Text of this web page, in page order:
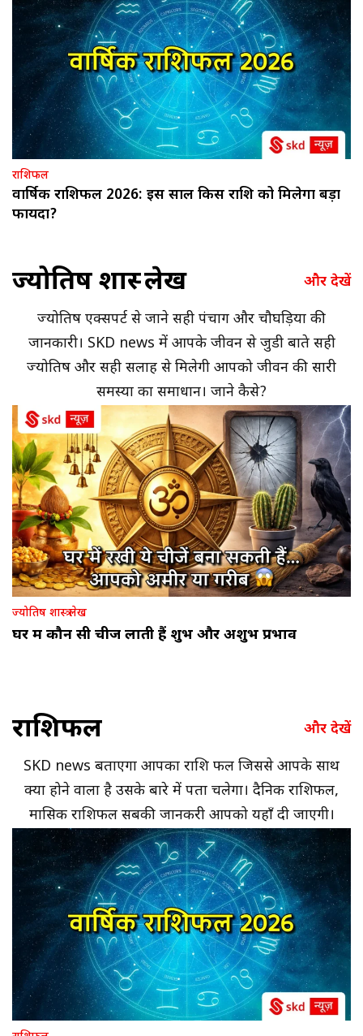
राशिफल
वार्षिक राशिफल 2026: इस साल किस राशि को मिलेगा बड़ा
फायदा?
ज्योतिष शास्त्र लेख
और देखें
ज्योतिष एक्सपर्ट से जाने सही पंचाग और चौघड़िया की
जानकारी। SKD news में आपके जीवन से जुडी बाते सही
ज्योतिष और सही सलाह से मिलेगी आपको जीवन की सारी
समस्या का समाधान। जाने कैसे?
ज्योतिष शास्त्र लेख
घर में कौन सी चीजें लाती हैं शुभ और अशुभ प्रभाव
राशिफल
और देखें
SKD news बताएगा आपका राशि फल जिससे आपके साथ
क्या होने वाला है उसके बारे में पता चलेगा। दैनिक राशिफल,
मासिक राशिफल सबकी जानकरी आपको यहाँ दी जाएगी।